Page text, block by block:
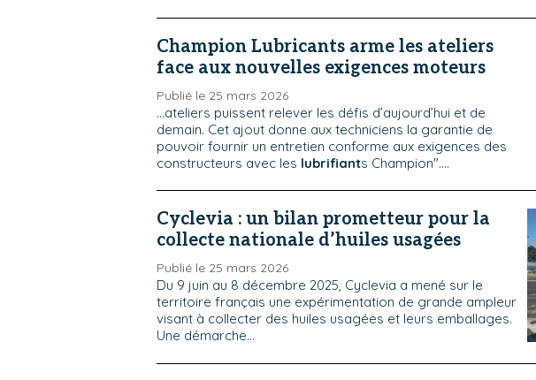
Champion Lubricants arme les ateliers
face aux nouvelles exigences moteurs
Publié le 25 mars 2026
...ateliers puissent relever les défis d’aujourd’hui et de
demain. Cet ajout donne aux techniciens la garantie de
pouvoir fournir un entretien conforme aux exigences des
constructeurs avec les lubrifiants Champion"....
Cyclevia : un bilan prometteur pour la
collecte nationale d’huiles usagées
Publié le 25 mars 2026
Du 9 juin au 8 décembre 2025, Cyclevia a mené sur le
territoire français une expérimentation de grande ampleur
visant à collecter des huiles usagées et leurs emballages.
Une démarche...